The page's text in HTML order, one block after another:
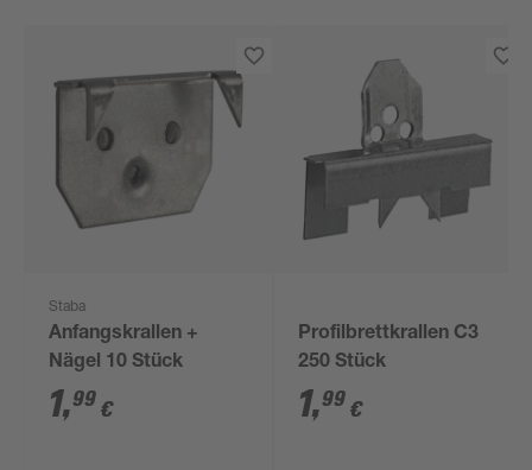
Staba
Anfangskrallen +
Nägel 10 Stück
1,99 €
Profilbrettkrallen C3
250 Stück
1,99 €